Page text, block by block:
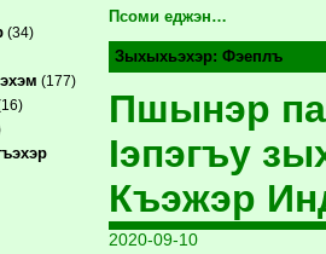
(34)
(177)
Псоми еджэн…
Зыхыхьэхэр:Фэеплъ
Пшынэр
Iэпэгъу
Къэжэр
2020-09-10